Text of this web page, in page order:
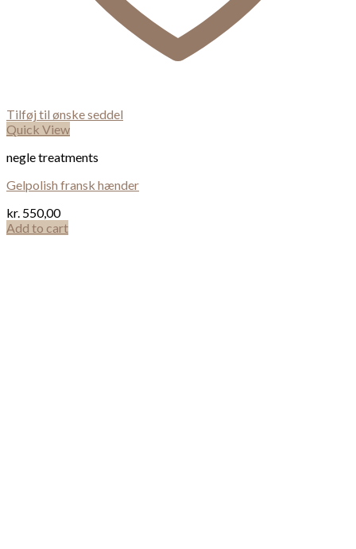
Tilføj til ønske seddel
Quick View
negle treatments
Gelpolish fransk hænder
kr. 550,00
Add to cart